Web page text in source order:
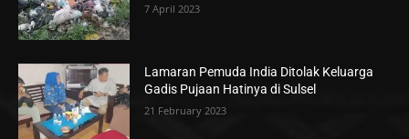
7 April 2023
Lamaran Pemuda India Ditolak Keluarga
Gadis Pujaan Hatinya di Sulsel
21 February 2023